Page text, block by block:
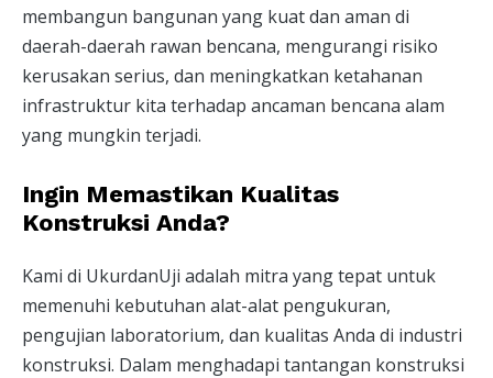
membangun bangunan yang kuat dan aman di
daerah-daerah rawan bencana, mengurangi risiko
kerusakan serius, dan meningkatkan ketahanan
infrastruktur kita terhadap ancaman bencana alam
yang mungkin terjadi.
Ingin Memastikan Kualitas
Konstruksi Anda?
Kami di UkurdanUji adalah mitra yang tepat untuk
memenuhi kebutuhan alat-alat pengukuran,
pengujian laboratorium, dan kualitas Anda di industri
konstruksi. Dalam menghadapi tantangan konstruksi